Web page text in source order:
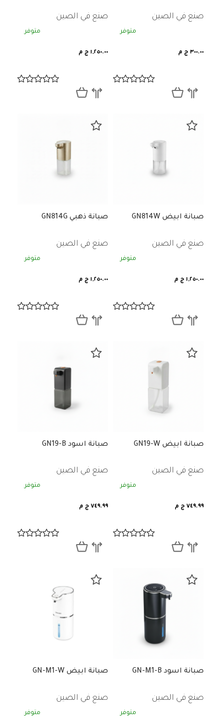
صنع في الصين
متوفر
٣٠٠.٠٠ ج م
صنع في الصين
متوفر
١,٢٥٠.٠٠ ج م
صبانة ابيض GN814W
صنع في الصين
متوفر
١,٢٥٠.٠٠ ج م
صبانة ذهبي GN814G
صنع في الصين
متوفر
١,٢٥٠.٠٠ ج م
صبانة ابيض GN19-W
صنع في الصين
متوفر
٧٤٩.٩٩ ج م
صبانة اسود GN19-B
صنع في الصين
متوفر
٧٤٩.٩٩ ج م
صبانة اسود GN-M1-B
صنع في الصين
متوفر
صبانة ابيض GN-M1-W
صنع في الصين
متوفر